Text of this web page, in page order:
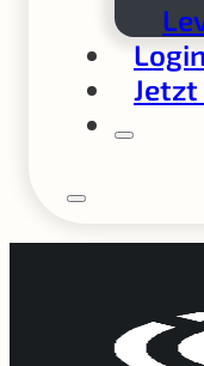
Login